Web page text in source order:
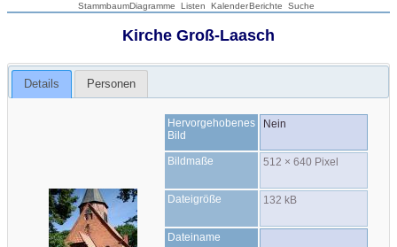
StammbaumDiagramme Listen KalenderBerichte Suche
Kirche Groß-Laasch
Details Personen
Hervorgehobenes
Bild
Nein
Bildmaße 512 × 640 Pixel
Dateigröße 132 kB
Dateiname